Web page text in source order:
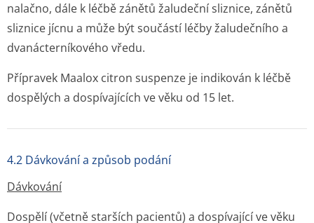
nalačno, dále k léčbě zánětů žaludeční sliznice, zánětů
sliznice jícnu a může být součástí léčby žaludečního a
dvanácterníko­vého vředu.
Přípravek Maalox citron suspenze je indikován k léčbě
dospělých a dospívajících ve věku od 15 let.
4.2 Dávkování a způsob podání
Dávkování
Dospělí (včetně starších pacientů) a dospívající ve věku